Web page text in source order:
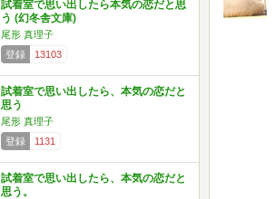
試着室で思い出したら本気の恋だと思
う (幻冬舎文庫)
尾形 真理子
登録
13103
試着室で思い出したら、本気の恋だと
思う
尾形 真理子
登録
1131
試着室で思い出したら、本気の恋だと
思う。